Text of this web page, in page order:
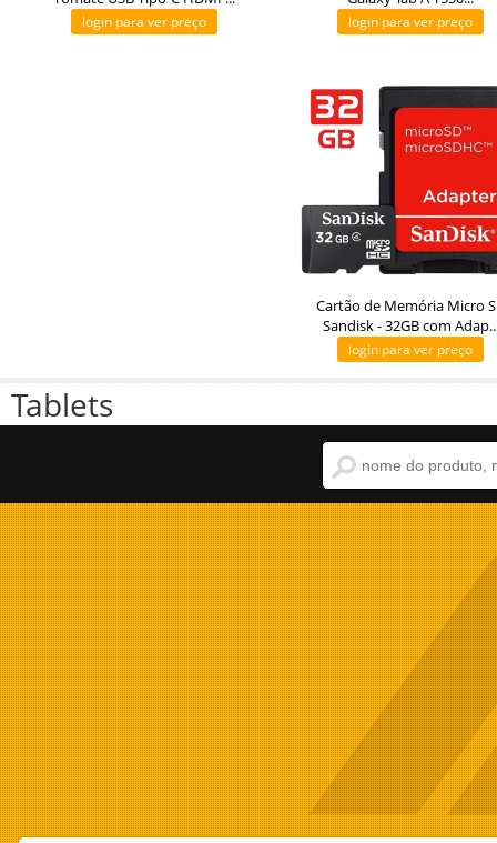
login para ver preço login para ver preço
Cartão de Memória Micro
Sandisk - 32GB com
login para ver preço
Tablets